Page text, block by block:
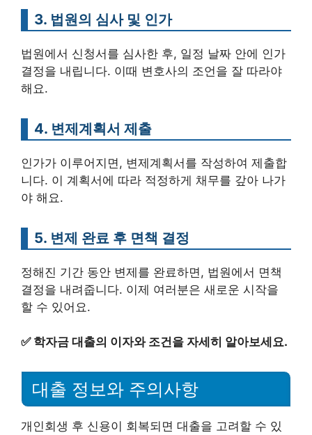
3. 법원의 심사 및 인가
법원에서 신청서를 심사한 후, 일정 날짜 안에 인가
결정을 내립니다. 이때 변호사의 조언을 잘 따라야
해요.
4. 변제계획서 제출
인가가 이루어지면, 변제계획서를 작성하여 제출합
니다. 이 계획서에 따라 적정하게 채무를 갚아 나가
야 해요.
5. 변제 완료 후 면책 결정
정해진 기간 동안 변제를 완료하면, 법원에서 면책
결정을 내려줍니다. 이제 여러분은 새로운 시작을
할 수 있어요.
✅ 학자금 대출의 이자와 조건을 자세히 알아보세요.
대출 정보와 주의사항
개인회생 후 신용이 회복되면 대출을 고려할 수 있